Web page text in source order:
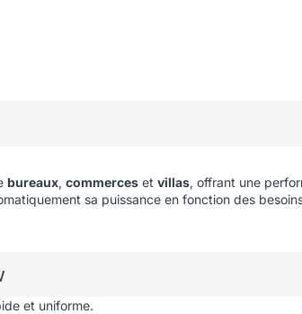
bureaux, commerces et villas, offrant une
sa puissance en fonction des
et uniforme.